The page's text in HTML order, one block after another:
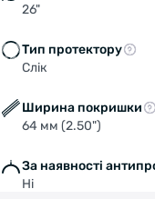
26"
Тип протектору
Слік
Ширина покришки
64 мм (2.50")
За наявності
Ні